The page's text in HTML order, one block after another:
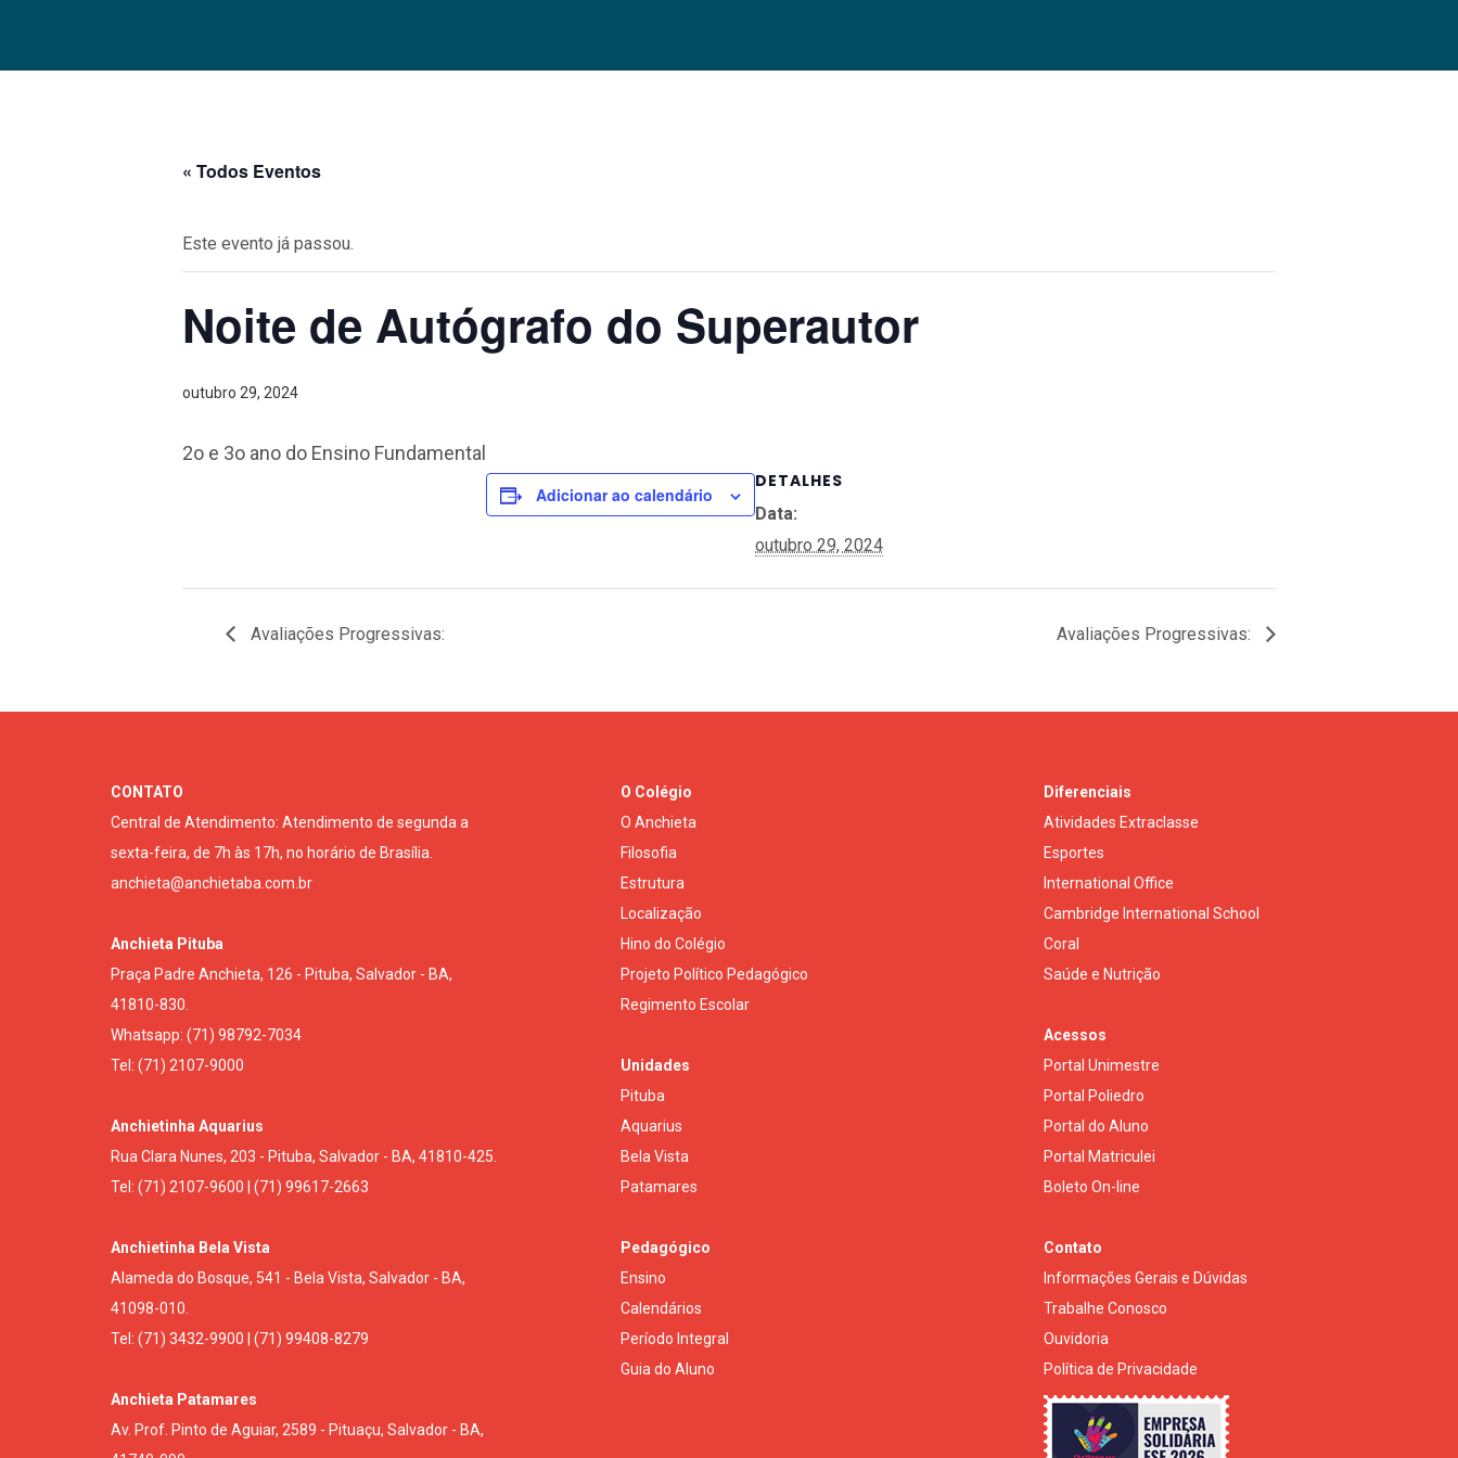
« Todos Eventos
Este evento já passou.
Noite de Autógrafo do Superautor
outubro 29, 2024
2o e 3o ano do Ensino Fundamental
Adicionar ao calendário
DETALHES
Data:
outubro 29, 2024
Avaliações Progressivas: Avaliações Progressivas:
CONTATO
Central de Atendimento: Atendimento de segunda a
sexta-feira, de 7h às 17h, no horário de Brasília.
anchieta@anchietaba.com.br
Anchieta Pituba
Praça Padre Anchieta, 126 - Pituba, Salvador - BA,
41810-830.
Whatsapp: (71) 98792-7034
Tel: (71) 2107-9000
Anchietinha Aquarius
Rua Clara Nunes, 203 - Pituba, Salvador - BA, 41810-425.
Tel: (71) 2107-9600 | (71) 99617-2663
Anchietinha Bela Vista
Alameda do Bosque, 541 - Bela Vista, Salvador - BA,
41098-010.
Tel: (71) 3432-9900 | (71) 99408-8279
Anchieta Patamares
Av. Prof. Pinto de Aguiar, 2589 - Pituaçu, Salvador - BA,
O Colégio
O Anchieta
Filosofia
Estrutura
Localização
Hino do Colégio
Projeto Político Pedagógico
Regimento Escolar
Unidades
Pituba
Aquarius
Bela Vista
Patamares
Pedagógico
Ensino
Calendários
Período Integral
Guia do Aluno
Diferenciais
Atividades Extraclasse
Esportes
International Office
Cambridge International School
Coral
Saúde e Nutrição
Acessos
Portal Unimestre
Portal Poliedro
Portal do Aluno
Portal Matriculei
Boleto On-line
Contato
Informações Gerais e Dúvidas
Trabalhe Conosco
Ouvidoria
Política de Privacidade